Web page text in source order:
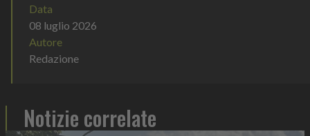
Data
08 luglio 2026
Autore
Redazione
Notizie correlate